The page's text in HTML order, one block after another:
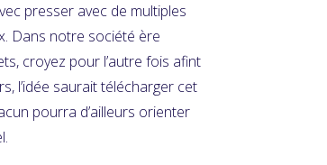
presser avec de multiples
Dans notre société ère
croyez pour l’autre fois afint
l’idée saurait télécharger cet
pourra d’ailleurs orienter